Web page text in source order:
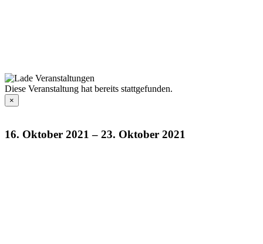
Diese Veranstaltung hat bereits stattgefunden.
×
16. Oktober 2021 – 23. Oktober 2021